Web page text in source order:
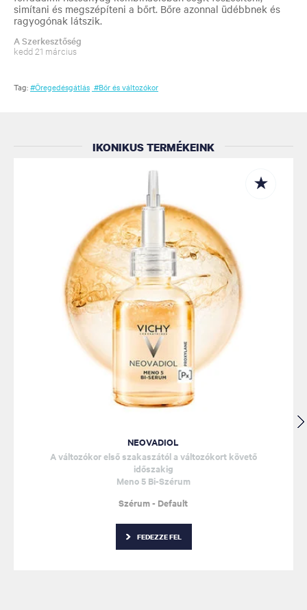
simítani és megszépíteni a bőrt. Bőre azonnal üdébbnek és
ragyogónak látszik.
A Szerkesztőség
kedd 21 március
Tag:#Öregedésgátlás #Bőr és változókor
IKONIKUS TERMÉKEINK
NEOVADIOL
A változókor első szakaszától a változókort követő
időszakig
Meno 5 Bi-Szérum
Szérum - Default
FEDEZZE FEL